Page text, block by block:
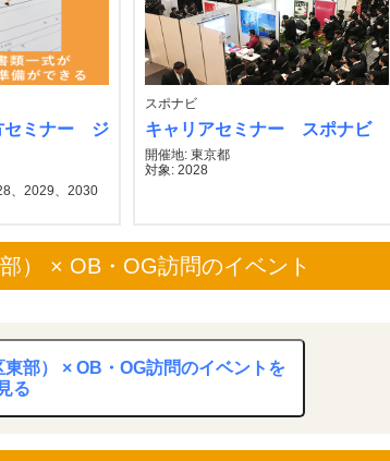
セミナー ジ
、2029、2030
スポナビ
キャリアセミナー スポナビ
開催地: 東京都
対象: 2028
） × OB・OG訪問のイベント
部） × OB・OG訪問のイベントを
る